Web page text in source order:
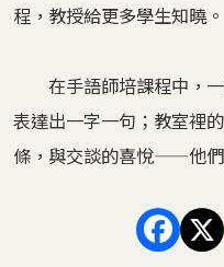
程，教授給更多學生知曉。
在手語師培課程中，一
表達出一字一句；教室裡
條，與交談的喜悅——他們